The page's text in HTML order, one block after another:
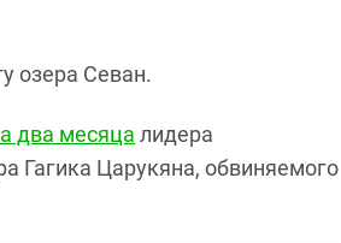
озера Севан.
два месяца лидера
Гагика Царукяна, обвиняемого